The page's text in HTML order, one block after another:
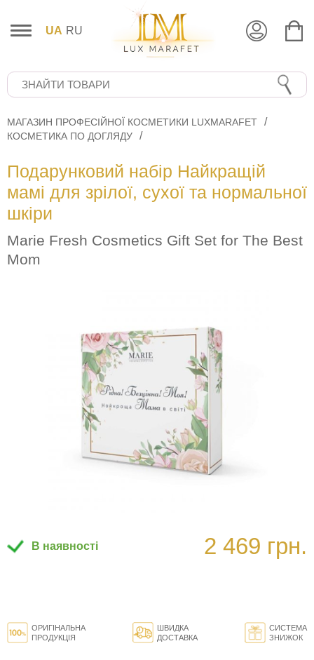
UA RU
МАГАЗИН ПРОФЕСІЙНОЇ КОСМЕТИКИ LUXMARAFET
КОСМЕТИКА ПО ДОГЛЯДУ
Подарунковий набір Найкращій
мамі для зрілої, сухої та нормальної
шкіри
Marie Fresh Cosmetics Gift Set for The Best
Mom
В наявності 2 469 грн.
ОРИГІНАЛЬНА
ПРОДУКЦІЯ
ШВИДКА
ДОСТАВКА
СИСТЕМА
ЗНИЖОК